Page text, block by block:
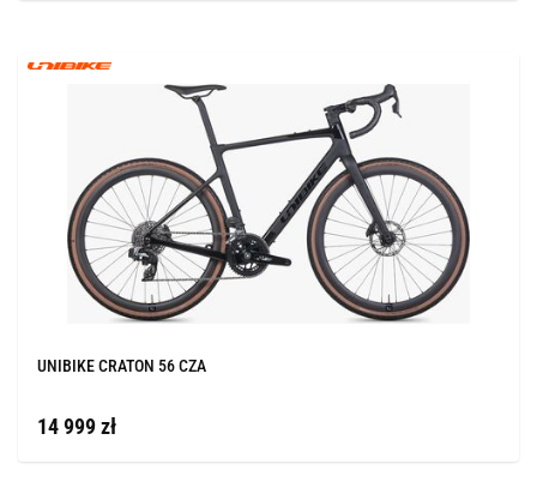
UNIBIKE CRATON 56 CZA
14 999 zł